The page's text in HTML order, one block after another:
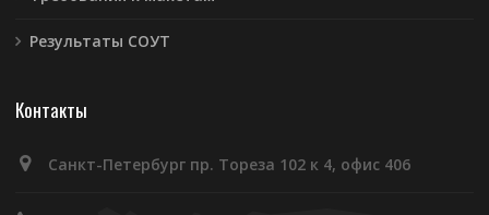
Результаты СОУТ
Контакты
Санкт-Петербург пр. Тореза 102 к 4, офис 406